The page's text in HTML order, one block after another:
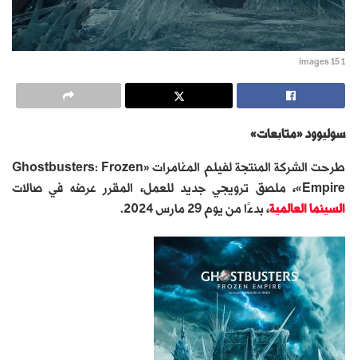
images 15 1
سوليوود «متابعات»
طرحت الشركة المنتجة لفيلم المغامرات «Ghostbusters: Frozen
Empire»، ملصق ترويجي جديد للعمل، المقرر عرضه في صالات
السينما العالمية، بدءًا من يوم 29 مارس 2024.